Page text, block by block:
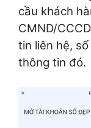
cầu khách
CMND/
tin liên hệ,
thông tin đó.